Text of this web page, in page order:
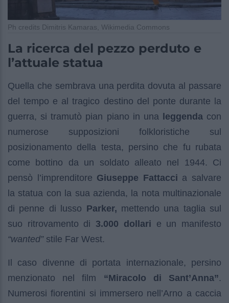
Ph credits Dimitris Kamaras, Wikimedia Commons
La ricerca del pezzo perduto e
l’attuale statua
Quella che sembrava una perdita dovuta al passare
del tempo e al tragico destino del ponte durante la
guerra, si tramutò pian piano in una
leggendacon
numerose supposizioni folkloristiche sul
posizionamento della testa, persino che fu rubata
come bottino da un soldato alleato nel 1944. Ci
pensò l’imprenditore Giuseppe Fattacci a salvare
la statua con la sua azienda, la nota multinazionale
di penne di lusso Parker, mettendo una taglia sul
suo ritrovamento di 3.000 dollari e un manifesto
“wanted”stile Far West.
Il caso divenne di portata internazionale, persino
menzionato nel film “Miracolo di Sant’Anna”.
Numerosi fiorentini si immersero nell’Arno a caccia